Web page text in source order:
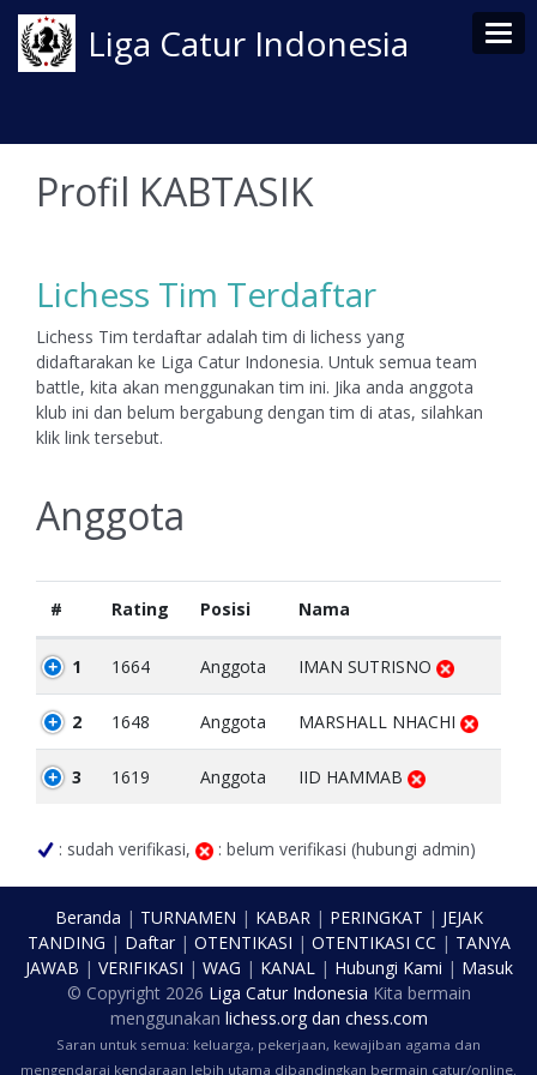
Liga Catur Indonesia
Profil KABTASIK
Lichess Tim Terdaftar
Lichess Tim terdaftar adalah tim di lichess yang
didaftarakan ke Liga Catur Indonesia. Untuk semua team
battle, kita akan menggunakan tim ini. Jika anda anggota
klub ini dan belum bergabung dengan tim di atas, silahkan
klik link tersebut.
Anggota
# Rating Posisi Nama
1 1664 Anggota IMAN SUTRISNO
2 1648 Anggota MARSHALL NHACHI
3 1619 Anggota IID HAMMAB
: sudah verifikasi, : belum verifikasi (hubungi admin)
Beranda | TURNAMEN | KABAR| PERINGKAT | JEJAK
TANDING | Daftar| OTENTIKASI | OTENTIKASI CC | TANYA
JAWAB | VERIFIKASI | WAG | KANAL| Hubungi Kami | Masuk
© Copyright 2026 Liga Catur Indonesia Kita bermain
menggunakan lichess.orgdan chess.com
Saran untuk semua: keluarga, pekerjaan, kewajiban agama dan
mengendarai kendaraan lebih utama dibandingkan bermain catur/online.